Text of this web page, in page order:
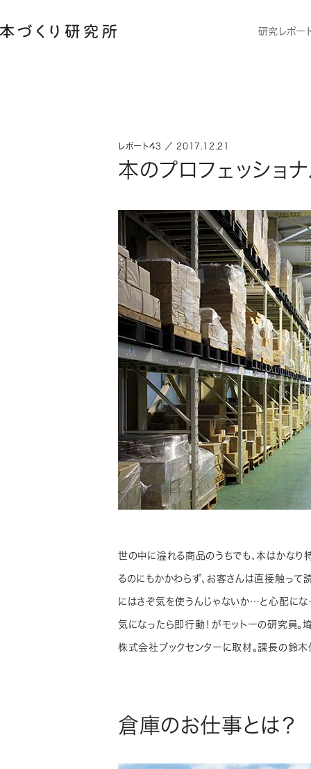
研究レポー
レポート43 ／ 2017.12.21
本のプロフェッショ
世の中に溢れる商品のうちでも、本はかな
るのにもかかわらず、お客さんは直接触って
にはさぞ気を使うんじゃないか…と心配にな
気になったら即行動！がモットーの研究員
株式会社ブックセンターに取材。課長の鈴
倉庫のお仕事とは？